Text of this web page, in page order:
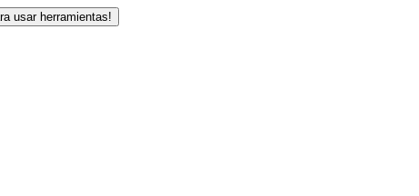
usar herramientas!